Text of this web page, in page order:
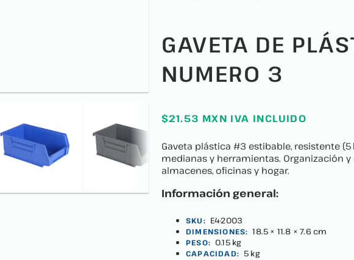
GAVETA DE
NUMERO 3
$21.53 MXN IVA INCLUIDO
Gaveta plástica #3 estibable, resistente
medianas y herramientas. Organización
almacenes, oficinas y hogar.
Información general:
SKU: E4-2003
DIMENSIONES: 18.5 × 11.8 × 7.6 cm
PESO: 0.15 kg
CAPACIDAD: 5 kg